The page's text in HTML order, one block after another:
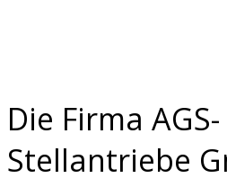
Die Firma AGS-
Stellantriebe